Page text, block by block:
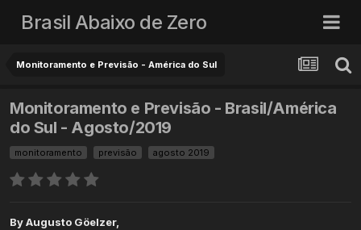
Brasil Abaixo de Zero
Monitoramento e Previsão - América do Sul
Monitoramento e Previsão - Brasil/América
do Sul - Agosto/2019
monitoramento previsão agosto 2019
ByAugusto Göelzer,